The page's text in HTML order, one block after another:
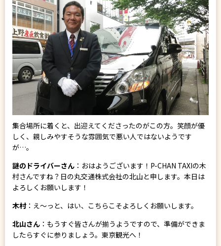
集合場所に着くと、出迎えてくださったのがこの方。笑顔が優
しく、親しみやすそうな雰囲気で悪い人ではないようです
が…。
謎のドライバーさん ：おはようございます！P-CHAN TAXIの木
村さんですね？日の丸交通株式会社の北山と申します。本日は
よろしくお願いします！
木村：え～っと、はい、こちらこそよろしくお願いします。
北山さん ：もうすぐ皆さんが揃うようですので、準備ができま
したらすぐに参りましょう。東京観光へ！